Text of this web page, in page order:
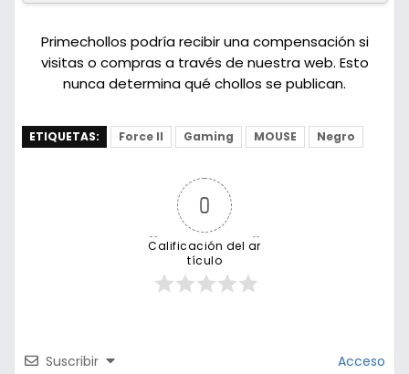
Primechollos podría recibir una compensación si
visitas o compras a través de nuestra web. Esto
nunca determina qué chollos se publican.
ETIQUETAS: Force II Gaming MOUSE Negro
0
Calificación del ar
tículo
Suscribir Acceso